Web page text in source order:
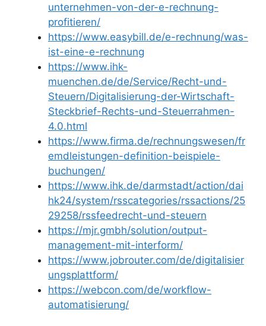
unternehmen-von-der-e-rechnung-
profitieren/
https://www.easybill.de/e-rechnung/was-
ist-eine-e-rechnung
https://www.ihk-
muenchen.de/de/Service/Recht-und-
Steuern/Digitalisierung-der-Wirtschaft-
Steckbrief-Rechts-und-Steuerrahmen-
4.0.html
https://www.firma.de/rechnungswesen/fr
emdleistungen-definition-beispiele-
buchungen/
https://www.ihk.de/darmstadt/action/dai
hk24/system/rsscategories/rssactions/25
29258/rssfeedrecht-und-steuern
https://mjr.gmbh/solution/output-
management-mit-interform/
https://www.jobrouter.com/de/digitalisier
ungsplattform/
https://webcon.com/de/workflow-
automatisierung/